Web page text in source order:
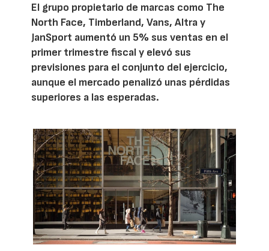
El grupo propietario de marcas como The
North Face, Timberland, Vans, Altra y
JanSport aumentó un 5% sus ventas en el
primer trimestre fiscal y elevó sus
previsiones para el conjunto del ejercicio,
aunque el mercado penalizó unas pérdidas
superiores a las esperadas.